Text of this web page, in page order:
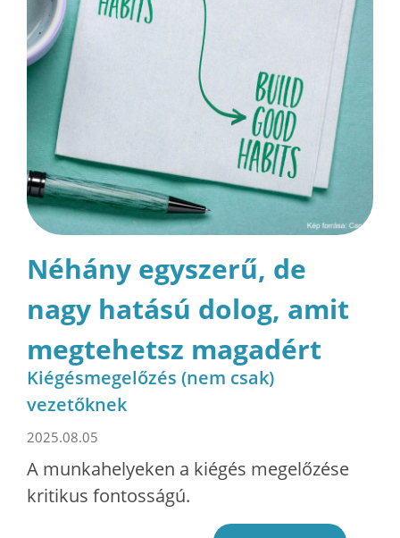
Néhány egyszerű, de
nagy hatású dolog, amit
megtehetsz magadért
Kiégésmegelőzés (nem csak)
vezetőknek
2025.08.05
A munkahelyeken a kiégés megelőzése
kritikus fontosságú.